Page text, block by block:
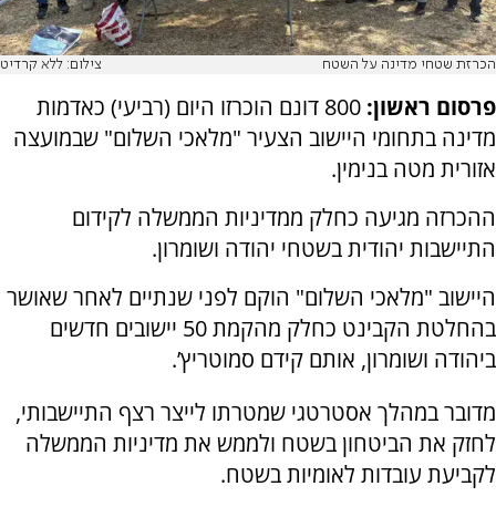
הכרזת שטחי מדינה על השטח צילום: ללא קרדיט
פרסום ראשון:
800 דונם הוכרזו היום (רביעי) כאדמות
מדינה בתחומי היישוב הצעיר "מלאכי השלום" שבמועצה
אזורית מטה בנימין.
ההכרזה מגיעה כחלק ממדיניות הממשלה לקידום
התיישבות יהודית בשטחי יהודה ושומרון.
היישוב "מלאכי השלום" הוקם לפני שנתיים לאחר שאושר
בהחלטת הקבינט כחלק מהקמת 50 יישובים חדשים
ביהודה ושומרון, אותם קידם סמוטריץ’.
מדובר במהלך אסטרטגי שמטרתו לייצר רצף התיישבותי,
לחזק את הביטחון בשטח ולממש את מדיניות הממשלה
לקביעת עובדות לאומיות בשטח.